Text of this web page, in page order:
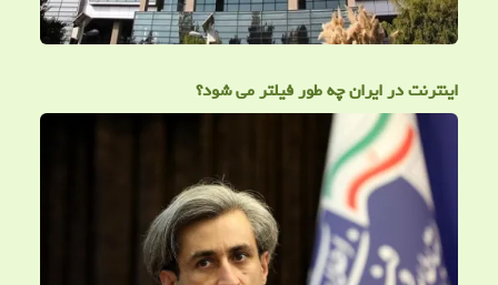
اینترنت در ایران چه طور فیلتر می شود؟